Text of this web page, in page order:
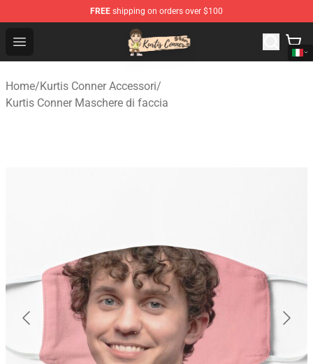
FREE shipping on orders over $100
Open menu
Kurtis Conner Store - Official Kurtis Conner Merchandise
Home/Kurtis Conner Accessori/
Kurtis Conner Maschere di faccia